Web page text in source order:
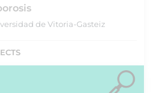
de Vitoria-Gasteiz